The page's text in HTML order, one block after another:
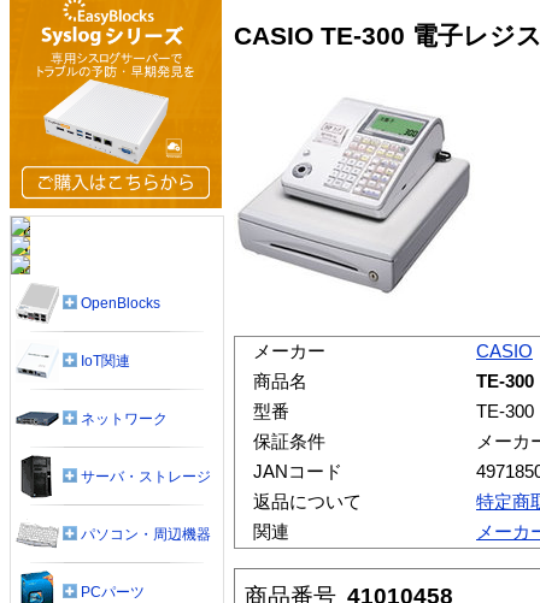
CASIO TE-300 電子レジ
メーカー
CASIO
商品名
TE-300
型番
TE-300
保証条件
メーカ
JANコード
返品について
特定商
関連
メーカ
商品番号 41010458
OpenBlocks
IoT関連
ネットワーク
サーバ・ストレージ
パソコン・周辺機器
PCパーツ